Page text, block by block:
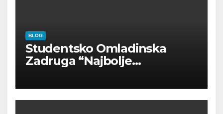
BLOG
Studentsko Omladinska
Zadruga “Najbolje